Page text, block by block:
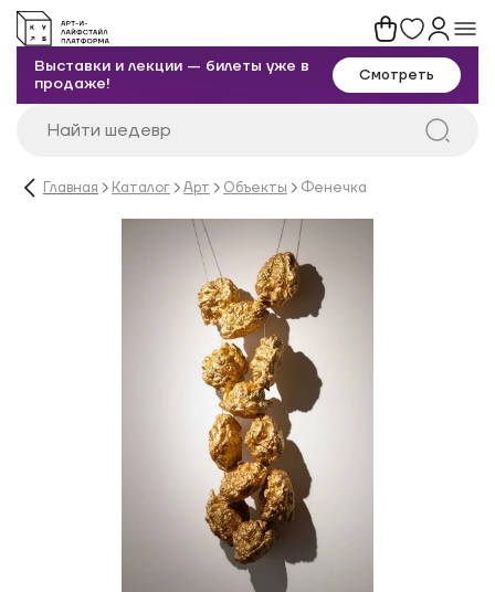
Выставки и лекции — билеты уже в
продаже!
Смотреть
Главная Каталог Арт Объекты Фенечка